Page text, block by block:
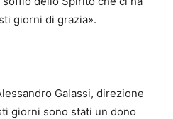
giorni di grazia».
Galassi, direzione
giorni sono stati un dono